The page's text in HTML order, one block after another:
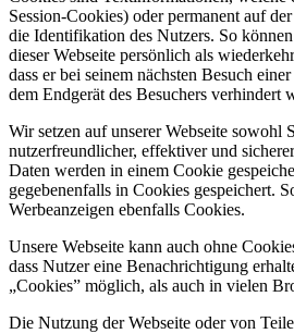
Session-Cookies) oder permanent auf
die Identifikation des Nutzers. So
dieser Webseite persönlich als
dass er bei seinem nächsten Besuch
dem Endgerät des Besuchers verhindert
Wir setzen auf unserer Webseite sowohl
nutzerfreundlicher, effektiver und
Daten werden in einem Cookie
gegebenenfalls in Cookies gespeichert.
Werbeanzeigen ebenfalls Cookies.
Unsere Webseite kann auch ohne
dass Nutzer eine Benachrichtigung
„Cookies” möglich, als auch in vielen
Die Nutzung der Webseite oder von